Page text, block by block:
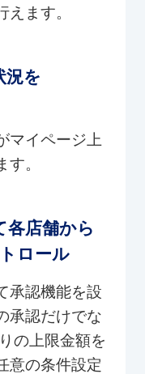
えます。
況を
マイページ上
。
各店舗から
ロール
承認機能を設
承認だけでな
の上限金額を
意の条件設定